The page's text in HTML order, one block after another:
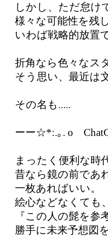
しかし、ただ怠け
様々な可能性を残
いわば戦略的放置
折角なら色々なス
そう思い、最近は
その名も.....
ーー☆*:.｡. o
まったく便利な
昔なら鏡の前であ
一枚あればいい。
絵心などなくても、
『この人の髭を
勝手に未来予想図